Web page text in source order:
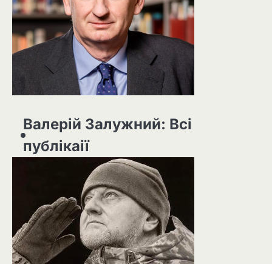
Валерій Залужний: Всі
публікаії